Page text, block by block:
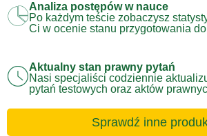
Analiza postępów w nauce
Po każdym teście zobaczysz
Ci w ocenie stanu przygotowania
Aktualny stan prawny pytań
Nasi specjaliści codziennie
pytań testowych oraz aktów
Sprawdź inne